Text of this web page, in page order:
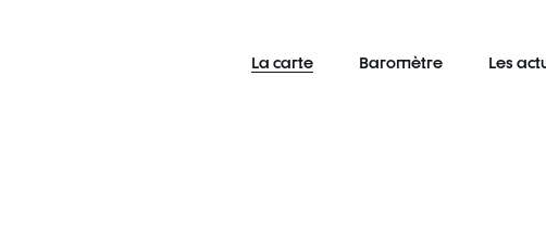
La carte Baromètre Les